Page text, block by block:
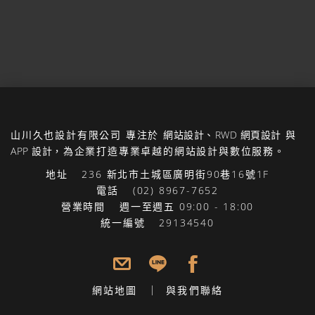
山川久也設計有限公司 專注於網站設計 、 RWD 網頁設計 與
APP 設計 ，為企業打造專業卓越的網站設計與數位服務。
地址
236 新北市土城區廣明街90巷16號1F
電話
(02) 8967-7652
營業時間
週一至週五 09:00 - 18:00
統一編號
29134540
網站地圖 與我們聯絡